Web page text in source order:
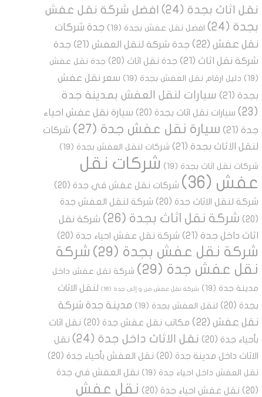
نقل اثاث بجدة(24)
افضل شركة نقل عفش
بجدة(24) افضل نقل عفش بجدة (19)
جدة شركات
نقل عفش(22) جدة شركة لنقل العفش (21)
جدة
شركة نقل اثاث (21) جدة نقل اثاث (20)
جدة نقل عفش
(19)
دليل ارقام نقل العفش بجدة (19)
سعر نقل عفش
بجدة (21)
سيارات لنقل العفش بمدينة جدة
(23)
سيارات نقل اثاث بجدة (20)
سيارة نقل عفش احياء
جدة (21) سيارة نقل عفش جدة (27)
شركات
لنقل الاثاث بجدة (21) شركات لنقل العفش بجدة (19)
شركات نقل اثاث بجدة (19)
شركات نقل
عفش (36) شركات نقل عفش في جدة (20)
شركة لنقل الاثاث جدة (20)
شركة لنقل العفش جدة
(20)
شركة نقل اثاث بجدة (26)
شركة نقل
اثاث داخل جدة (21) شركة نقل عفش احياء جدة (20)
شركة نقل عفش بجدة (29)
شركة
نقل عفش جدة (29)
شركة نقل عفش داخل
مدينة جدة (19) شركة نقل عفش من و إلى جدة (16)
لنقل الاثاث
بجدة (20) لنقل العفش بجدة (19)
مدينة جدة شركة
نقل عفش(22) مكاتب نقل عفش جدة (20)
نقل اثاث
بأحياء جدة (20) نقل الاثاث داخل جدة(24)
نقل
الاثاث داخل مدينة جدة (20) نقل العفش بأحياء جدة (20)
نقل العفش داخل احياء جدة (19)
نقل العفش في جدة
(20)
نقل عفش احياء جدة (20)
نقل عفش